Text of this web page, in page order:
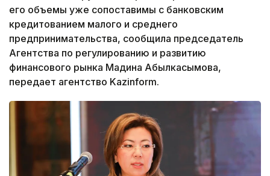
его объемы уже сопоставимы с банковским
кредитованием малого и среднего
предпринимательства, сообщила председатель
Агентства по регулированию и развитию
финансового рынка Мадина Абылкасымова,
передает агентство Kazinform.